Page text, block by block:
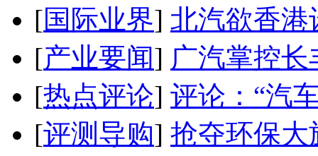
[国际业界] 北汽欲香港
[产业要闻] 广汽掌控
[热点评论] 评论：“汽
[评测导购] 抢夺环保大